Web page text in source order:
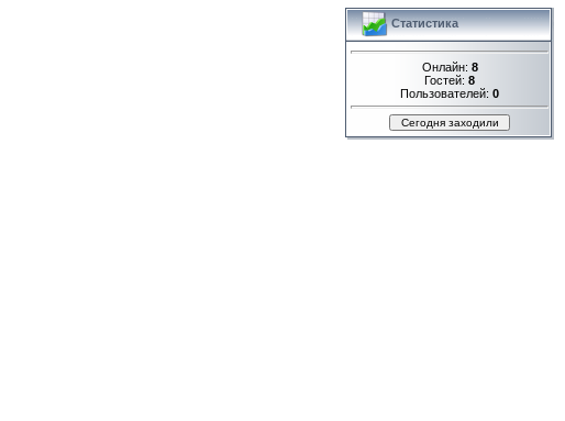
Статистика
Онлайн: 8
Гостей: 8
Пользователей: 0